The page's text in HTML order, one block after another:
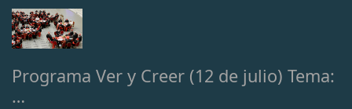
Programa Ver y Creer (12 de julio) Tema:
…